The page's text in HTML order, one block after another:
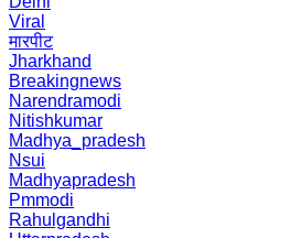
Viral
मारपीट
Jharkhand
Breakingnews
Narendramodi
Nitishkumar
Madhya_pradesh
Nsui
Madhyapradesh
Pmmodi
Rahulgandhi